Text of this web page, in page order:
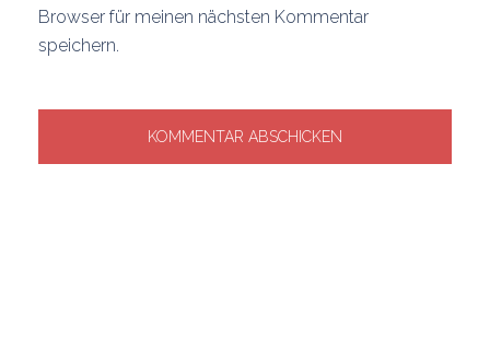
Browser für meinen nächsten Kommentar
speichern.